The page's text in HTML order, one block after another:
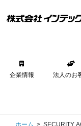
企業情報 法人のお
ホーム SECURITY